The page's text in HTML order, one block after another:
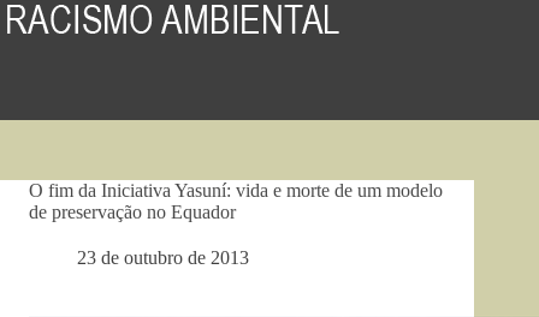
O fim da Iniciativa Yasuní: vida e morte de um modelo
de preservação no Equador
23 de outubro de 2013